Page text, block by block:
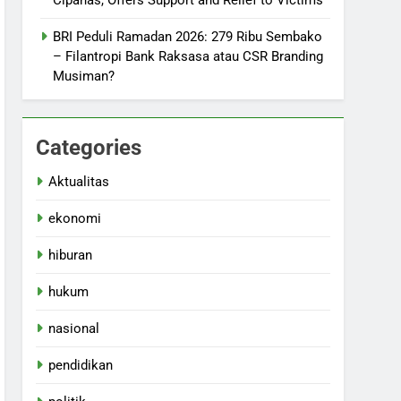
BRI Peduli Ramadan 2026: 279 Ribu Sembako
– Filantropi Bank Raksasa atau CSR Branding
Musiman?
Categories
Aktualitas
ekonomi
hiburan
hukum
nasional
pendidikan